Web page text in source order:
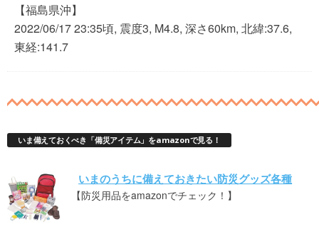
【福島県沖】
2022/06/17 23:35頃, 震度3, M4.8, 深さ60km, 北緯:37.6,
東経:141.7
いま備えておくべき「備災アイテム」をamazonで見る！
いまのうちに備えておきたい防災グッズ各種
【防災用品をamazonでチェック！】